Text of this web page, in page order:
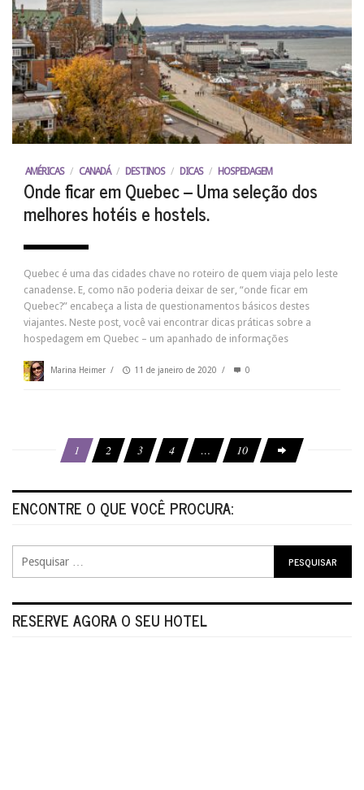
AMÉRICAS / CANADÁ / DESTINOS / DICAS / HOSPEDAGEM
Onde ficar em Quebec – Uma seleção dos
melhores hotéis e hostels.
Quebec é uma das cidades chave no roteiro de quem viaja pelo leste
canadense. E, como não poderia deixar de ser, “onde ficar em
Quebec?” encabeça a lista de questionamentos básicos destes
viajantes. Neste post, você vai encontrar dicas práticas sobre a
hospedagem em Quebec – um apanhado de informações
Marina Heimer / 11 de janeiro de 2020 / 0
1 2 3 4 … 10
ENCONTRE O QUE VOCÊ PROCURA:
RESERVE AGORA O SEU HOTEL